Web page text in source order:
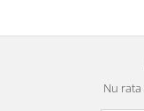
Nu